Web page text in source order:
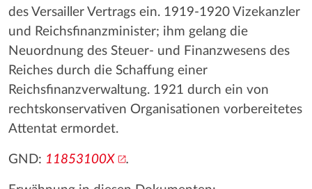
des Versailler Vertrags ein. 1919-1920 Vizekanzler
und Reichsfinanzminister; ihm gelang die
Neuordnung des Steuer- und Finanzwesens des
Reiches durch die Schaffung einer
Reichsfinanzverwaltung. 1921 durch ein von
rechtskonservativen Organisationen vorbereitetes
Attentat ermordet.
GND: 11853100X .